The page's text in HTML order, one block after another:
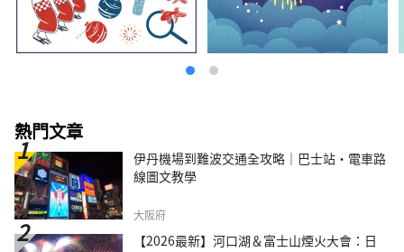
熱門文章
伊丹機場到難波交通全攻略｜巴士站・電車路
線圖文教學
大阪府
【2026最新】河口湖＆富士山煙火大會：日